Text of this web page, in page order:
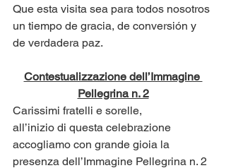
Que esta visita sea para todos nosotros
un tiempo de gracia, de conversión y
de verdadera paz.
Contestualizzazione dell’Immagine
Pellegrina n. 2
Carissimi fratelli e sorelle,
all’inizio di questa celebrazione
accogliamo con grande gioia la
presenza dell’Immagine Pellegrina n. 2